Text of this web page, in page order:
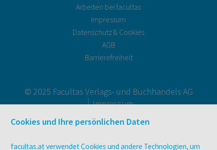
Arbeiten bei facultas
Impressum
Datenschutz & Cookies
AGB
Barrierefreiheit
© 2025 Facultas Verlags- und Buchhandels AG
Impressum
Cookies und Ihre persönlichen Daten
facultas.at verwendet Cookies und andere Technologien, um